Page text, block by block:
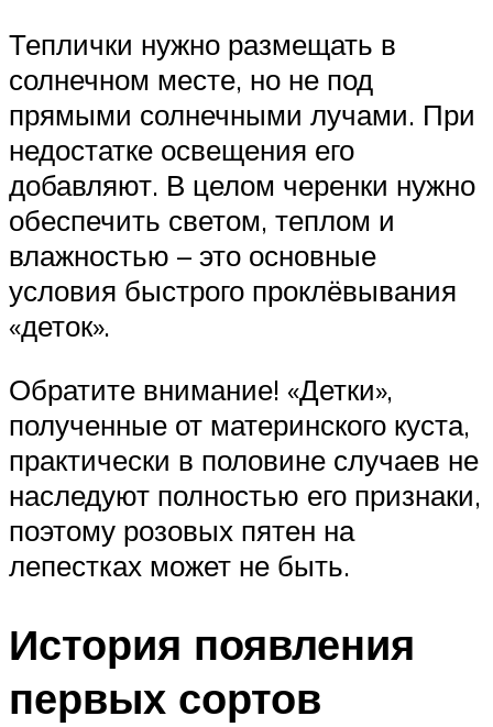
Теплички нужно размещать в
солнечном месте, но не под
прямыми солнечными лучами. При
недостатке освещения его
добавляют. В целом черенки нужно
обеспечить светом, теплом и
влажностью – это основные
условия быстрого проклёвывания
«деток».
Обратите внимание! «Детки»,
полученные от материнского куста,
практически в половине случаев не
наследуют полностью его признаки,
поэтому розовых пятен на
лепестках может не быть.
История появления
первых сортов